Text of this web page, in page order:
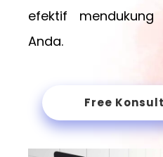
efektif mendukung
Anda.
Free